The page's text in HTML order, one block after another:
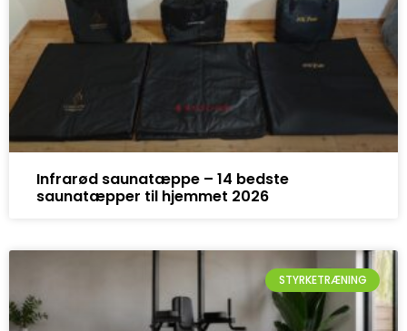
Infrarød saunatæppe – 14 bedste
saunatæpper til hjemmet 2026
STYRKETRÆNING